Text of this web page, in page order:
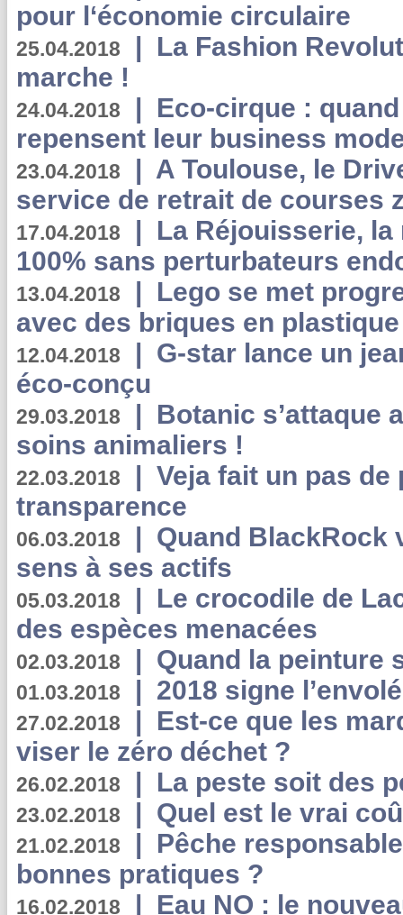
pour l‘économie circulaire
25.04.2018 | La Fashion
marche !
24.04.2018 | Eco-cirque :
repensent leur business
23.04.2018 | A Toulouse, le
service de retrait de courses
17.04.2018 | La Réjouisserie,
100% sans perturbateurs
13.04.2018 | Lego se met
avec des briques en
12.04.2018 | G-star lance un
éco-conçu
29.03.2018 | Botanic s’attaque
soins animaliers !
22.03.2018 | Veja fait un pas de
transparence
06.03.2018 | Quand BlackRock
sens à ses actifs
05.03.2018 | Le crocodile de
des espèces menacées
02.03.2018 | Quand la peinture
01.03.2018 | 2018 signe
27.02.2018 | Est-ce que les
viser le zéro déchet ?
26.02.2018 | La peste soit des
23.02.2018 | Quel est le vrai
21.02.2018 | Pêche
bonnes pratiques ?
16.02.2018 | Eau NO : le